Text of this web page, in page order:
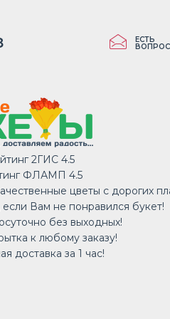
ЕСТЬ
2ГИС 4.5
ФЛАМП 4.5
цветы с дорогих
если Вам не понравился букет!
без выходных!
к любому заказу!
доставка за 1 час!